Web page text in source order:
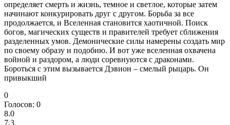
определяет смерть и жизнь, темное и светлое, которые затем
начинают конкурировать друг с другом. Борьба за все
продолжается, и Вселенная становится хаотичной. Поиск
богов, магических существ и правителей требует сближения
разделенных умов. Демонические силы намерены создать мир
по своему образу и подобию. И вот уже вселенная охвачена
войной и раздором, а люди соревнуются с драконами.
Бороться с этим вызывается Дэвион – смелый рыцарь. Он
привыкший
0
Голосов: 0
8.0
7.3